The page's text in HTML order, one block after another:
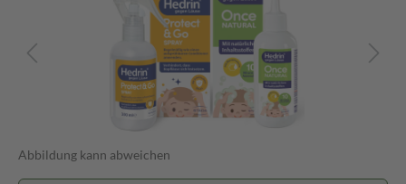
Abbildung kann abweichen